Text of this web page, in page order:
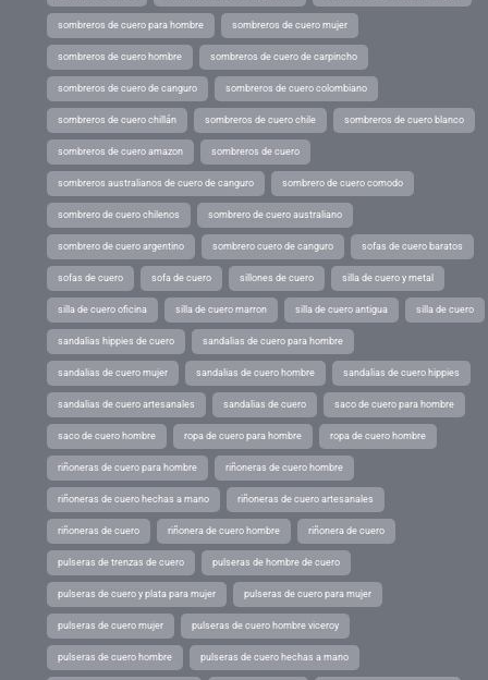
sombreros de cuero para hombre sombreros de cuero mujer
sombreros de cuero hombre sombreros de cuero de carpincho
sombreros de cuero de canguro sombreros de cuero colombiano
sombreros de cuero chillán sombreros de cuero chile sombreros de cuero blanco
sombreros de cuero amazon sombreros de cuero
sombreros australianos de cuero de canguro sombrero de cuero comodo
sombrero de cuero chilenos sombrero de cuero australiano
sombrero de cuero argentino sombrero cuero de canguro sofas de cuero baratos
sofas de cuero sofa de cuero sillones de cuero silla de cuero y metal
silla de cuero oficina silla de cuero marron silla de cuero antigua silla de cuero
sandalias hippies de cuero sandalias de cuero para hombre
sandalias de cuero mujer sandalias de cuero hombre sandalias de cuero hippies
sandalias de cuero artesanales sandalias de cuero saco de cuero para hombre
saco de cuero hombre ropa de cuero para hombre ropa de cuero hombre
riñoneras de cuero para hombre riñoneras de cuero hombre
riñoneras de cuero hechas a mano riñoneras de cuero artesanales
riñoneras de cuero riñonera de cuero hombre riñonera de cuero
pulseras de trenzas de cuero pulseras de hombre de cuero
pulseras de cuero y plata para mujer pulseras de cuero para mujer
pulseras de cuero mujer pulseras de cuero hombre viceroy
pulseras de cuero hombre pulseras de cuero hechas a mano